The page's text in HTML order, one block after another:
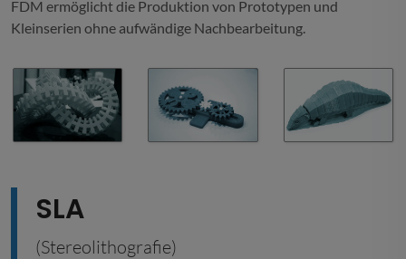
FDM ermöglicht die Produktion von Prototypen und
Kleinserien ohne aufwändige Nachbearbeitung.
SLA
(Stereolithografie)